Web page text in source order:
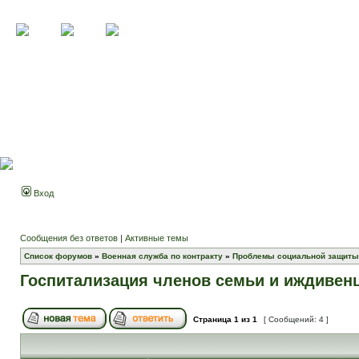
Вход
Сообщения без ответов | Активные темы
Список форумов » Военная служба по контракту » Проблемы социальной защиты
Госпитализация членов семьи и
Страница 1 из 1 [ Сообщений: 4 ]